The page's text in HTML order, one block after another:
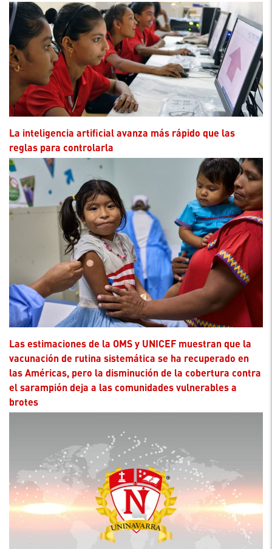
La inteligencia artificial avanza más rápido que las
reglas para controlarla
Las estimaciones de la OMS y UNICEF muestran que la
vacunación de rutina sistemática se ha recuperado en
las Américas, pero la disminución de la cobertura contra
el sarampión deja a las comunidades vulnerables a
brotes